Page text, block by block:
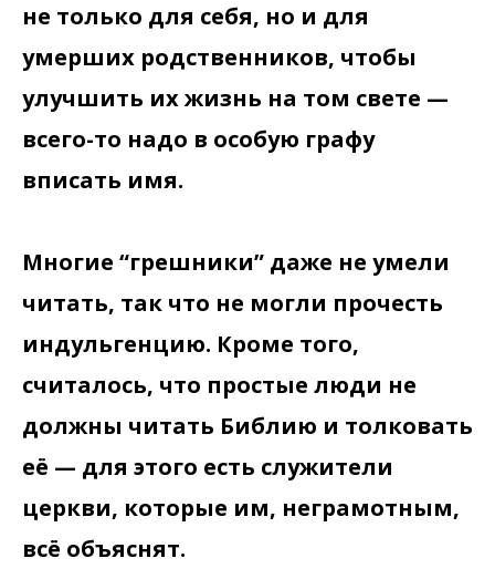
не только для себя, но и для
умерших родственников, чтобы
улучшить их жизнь на том свете —
всего-то надо в особую графу
вписать имя.
Многие “грешники” даже не умели
читать, так что не могли прочесть
индульгенцию. Кроме того,
считалось, что простые люди не
должны читать Библию и толковать
её — для этого есть служители
церкви, которые им, неграмотным,
всё объяснят.